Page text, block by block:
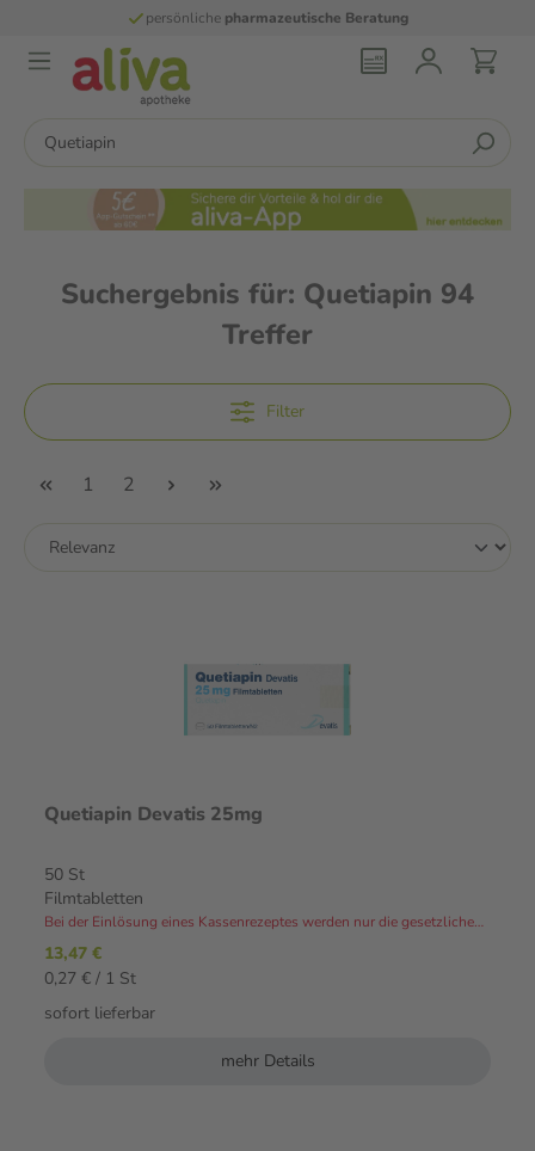
persönliche pharmazeutische Beratung
Suchergebnis für: Quetiapin 94
Treffer
Filter
1 2
Quetiapin Devatis 25mg
50 St
Filmtabletten
Bei der Einlösung eines Kassenrezeptes werden nur die gesetzlichen Zuzahlungen und Eigenanteile in Rechnung gestellt.⁴
13,47 €
0,27 € / 1 St
sofort lieferbar
mehr Details